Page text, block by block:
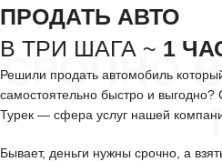
СРОЧНО
ПРОДАТЬ АВТО
В ТРИ ШАГА ~ 1
Решили продать автомобиль
самостоятельно быстро и
Турек — сфера услуг нашей
Бывает, деньги нужны срочно, а